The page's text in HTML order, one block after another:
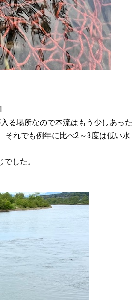
る場所なので本流はもう少しあった
それでも例年に比べ2～3度は低い水
した。